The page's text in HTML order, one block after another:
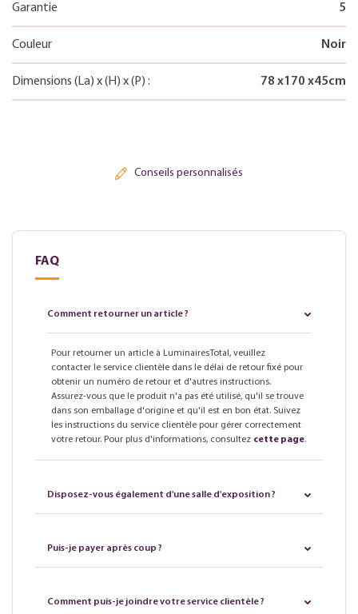
Garantie 5
Couleur Noir
Dimensions (La) x(H) x(P) : 78 x170 x45cm
Conseils personnalisés
FAQ
Comment retourner un article ?
Pour retourner un article à LuminairesTotal, veuillez
contacter le service clientèle dans le délai de retour fixé pour
obtenir un numéro de retour et d'autres instructions.
Assurez-vous que le produit n'a pas été utilisé, qu'il se trouve
dans son emballage d'origine et qu'il est en bon état. Suivez
les instructions du service clientèle pour gérer correctement
votre retour. Pour plus d'informations, consultez cette page.
Disposez-vous également d'une salle d'exposition ?
Puis-je payer après coup ?
Comment puis-je joindre votre service clientèle ?